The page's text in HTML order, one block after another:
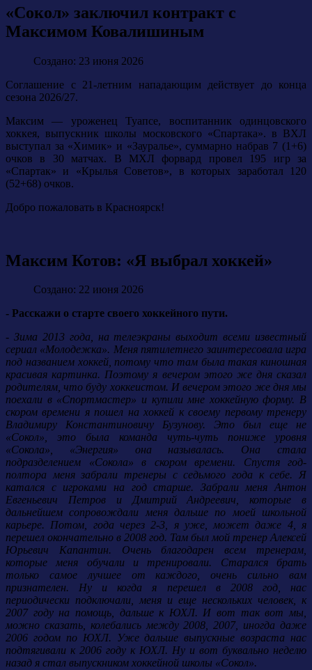
«Сокол» заключил контракт с
Максимом Ковалишиным
Создано: 23 июня 2026
Соглашение с 21-летним нападающим действует до конца
сезона 2026/27.
Максим — уроженец Туапсе, воспитанник одинцовского
хоккея, выпускник школы московского «Спартака». в ВХЛ
выступал за «Химик» и «Зауралье», суммарно набрав 7 (1+6)
очков в 30 матчах. В МХЛ форвард провел 195 игр за
«Спартак» и «Крылья Советов», в которых заработал 120
(52+68) очков.
Добро пожаловать в Красноярск!
Максим Котов: «Я выбрал хоккей»
Создано: 22 июня 2026
- Расскажи о старте своего хоккейного пути.
- Зима 2013 года, на телеэкраны выходит всеми известный
сериал «Молодежка». Меня пятилетнего заинтересовала игра
под названием хоккей, потому что там была такая киношная
красивая картинка. Поэтому я вечером этого же дня сказал
родителям, что буду хоккеистом. И вечером этого же дня мы
поехали в «Спортмастер» и купили мне хоккейную форму. В
скором времени я пошел на хоккей к своему первому тренеру
Владимиру Константиновичу Бузунову. Это был еще не
«Сокол», это была команда чуть-чуть пониже уровня
«Сокола», «Энергия» она называлась. Она стала
подразделением «Сокола» в скором времени. Спустя год-
полтора меня забрали тренеры с седьмого года к себе. Я
катался с игроками на год старше. Забрали меня Антон
Евгеньевич Петров и Дмитрий Андреевич, которые в
дальнейшем сопровождали меня дальше по моей школьной
карьере. Потом, года через 2-3, я уже, может даже 4, я
перешел окончательно в 2008 год. Там был мой тренер Алексей
Юрьевич Капантин. Очень благодарен всем тренерам,
которые меня обучали и тренировали. Старался брать
только самое лучшее от каждого, очень сильно вам
признателен. Ну и когда я перешел в 2008 год, нас
периодически подключали, меня и еще нескольких человек, к
2007 году на помощь, дальше к ЮХЛ. И вот так вот мы,
можно сказать, колебались между 2008, 2007, иногда даже
2006 годом по ЮХЛ. Уже дальше выпускные возраста нас
подтягивали к 2006 году к ЮХЛ. Ну и вот буквально неделю
назад я стал выпускником хоккейной школы «Сокол».